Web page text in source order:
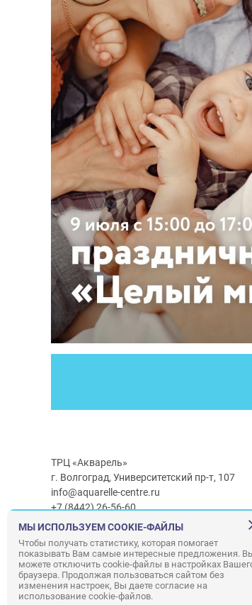
ТРЦ «Акварель»
г. Волгоград, Университетский пр-т, 107
info@aquarelle-centre.ru
+7 (8442) 26-56-60
Часы работы ТРЦ: с 10:00 до 22:00
Часы работы г/м Ашан:с 08:00 до 23:00
Часы работыг/мЛемана ПРО:с 08:00 до
Правила посещения ТРЦ «Акварель»
МЫ ИСПОЛЬЗУЕМ COOKIE-ФАЙЛЫ
Чтобы получать статистику, которая помогает
показывать Вам самые интересные предложения.
можете отключить cookie-файлы в настройках
браузера. Продолжая пользоваться сайтом без
изменения настроек, Вы даете согласие на
использование cookie-файлов.